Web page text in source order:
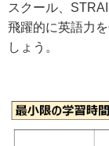
スクール、
飛躍的に英語力
しょう。